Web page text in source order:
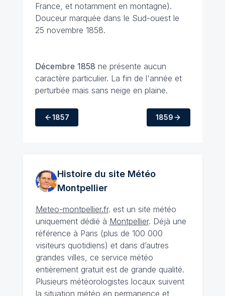
France, et notamment en montagne).
Douceur marquée dans le Sud-ouest le
25 novembre 1858.
Décembre 1858 ne présente aucun
caractère particulier. La fin de l'année et
perturbée mais sans neige en plaine.
1857 1859
Histoire du site Météo
Montpellier
Meteo-montpellier.fr. est un site météo
uniquement dédié à Montpellier. Déjà une
référence à Paris (plus de 100 000
visiteurs quotidiens) et dans d’autres
grandes villes, ce service météo
entièrement gratuit est de grande qualité.
Plusieurs météorologistes locaux suivent
la situation météo en permanence et